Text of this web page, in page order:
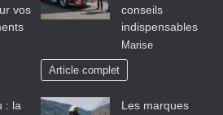
vos
conseils
indispensables
Marise
Article complet
: la
Les marques